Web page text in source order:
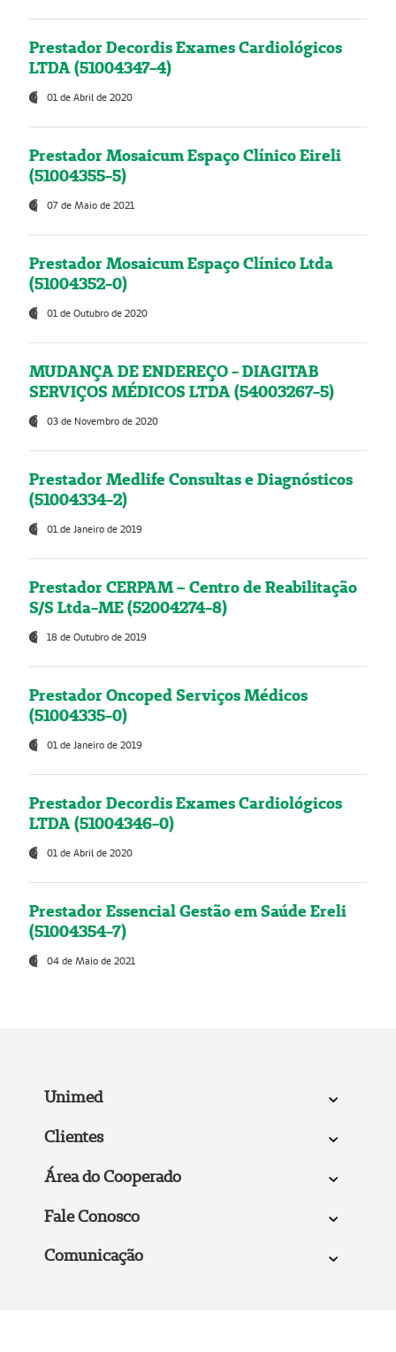
Prestador Decordis Exames Cardiológicos
LTDA (51004347-4)
01 de Abril de 2020
Prestador Mosaicum Espaço Clínico Eireli
(51004355-5)
07 de Maio de 2021
Prestador Mosaicum Espaço Clínico Ltda
(51004352-0)
01 de Outubro de 2020
MUDANÇA DE ENDEREÇO - DIAGITAB
SERVIÇOS MÉDICOS LTDA (54003267-5)
03 de Novembro de 2020
Prestador Medlife Consultas e Diagnósticos
(51004334-2)
01 de Janeiro de 2019
Prestador CERPAM – Centro de Reabilitação
S/S Ltda-ME (52004274-8)
18 de Outubro de 2019
Prestador Oncoped Serviços Médicos
(51004335-0)
01 de Janeiro de 2019
Prestador Decordis Exames Cardiológicos
LTDA (51004346-0)
01 de Abril de 2020
Prestador Essencial Gestão em Saúde Ereli
(51004354-7)
04 de Maio de 2021
Unimed
Clientes
Área do Cooperado
Fale Conosco
Comunicação